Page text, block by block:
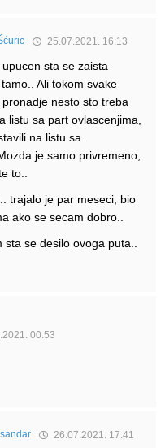
25.07.2021. 16:13
sta se zaista
Ali tokom svake
nesto sto treba
listu sa part ovlascenjima,
na listu sa
je samo privremeno,
to..
trajalo je par meseci, bio
ako se secam dobro..
sta se desilo ovoga puta..
00:53
26.07.2021. 17:41